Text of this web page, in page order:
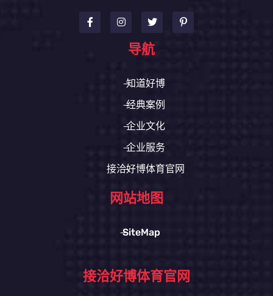
导航
知道好博
经典案例
企业文化
企业服务
接洽好博体育官网
网站地图
SiteMap
接洽好博体育官网